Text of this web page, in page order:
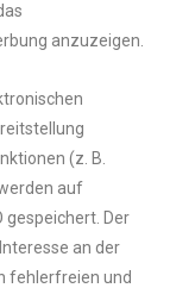
anzuzeigen.
(z. B.
auf
gespeichert. Der
an der
fehlerfreien und